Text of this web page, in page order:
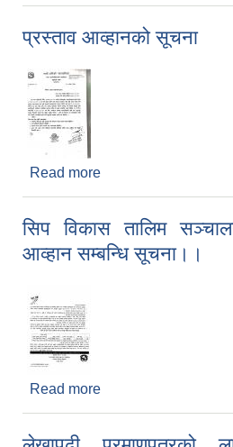
प्रस्ताव आव्हानको सूचना
Read more
सिप विकास तालिम
आव्हान सम्बन्धि सूचना।।
Read more